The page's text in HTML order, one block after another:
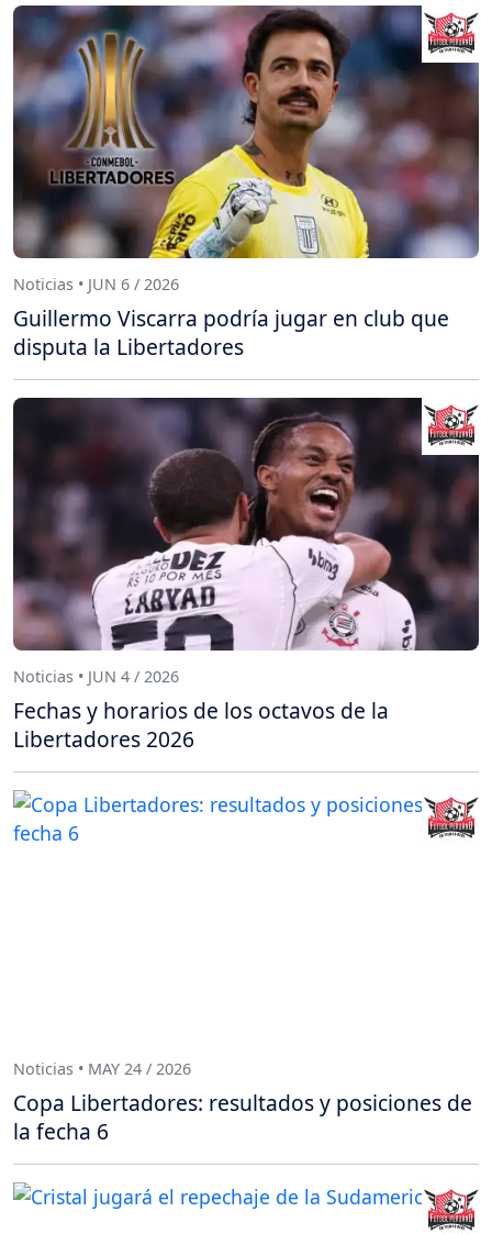
Noticias • JUN 6 / 2026
Guillermo Viscarra podría jugar en club que
disputa la Libertadores
Noticias • JUN 4 / 2026
Fechas y horarios de los octavos de la
Libertadores 2026
Noticias • MAY 24 / 2026
Copa Libertadores: resultados y posiciones de
la fecha 6